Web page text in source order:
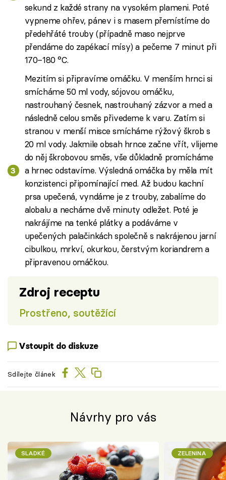
sekund z každé strany na vysokém plameni. Poté
vypneme ohřev, pánev i s masem přemístíme do
předehřáté trouby (případně maso nejprve
přendáme do zapékací mísy) a pečeme 7 minut při
170–180 °C.
Mezitím si připravíme omáčku. V menším hrnci si
smícháme 50 ml vody, sójovou omáčku,
nastrouhaný česnek, nastrouhaný zázvor a med a
následně celou směs přivedeme k varu. Zatím si
stranou v menší misce smícháme rýžový škrob s
20 ml vody. Jakmile obsah hrnce začne vřít, vlijeme
do něj škrobovou směs, vše důkladně promícháme
a hrnec odstavíme. Výsledná omáčka by měla mít
konzistenci připomínající med. Až budou kachní
prsa upečená, vyndáme je z trouby, zabalíme do
alobalu a necháme dvě minuty odležet. Poté je
nakrájíme na tenké plátky a podáváme v
upečených palačinkách společně s nakrájenou jarní
cibulkou, mrkví, okurkou, čerstvým koriandrem a
připravenou omáčkou.
Zdroj receptu
Prostřeno, soutěžící
Vstoupit do diskuze
Sdílejte článek
Návrhy pro vás
SLADKÉ ZELENINA